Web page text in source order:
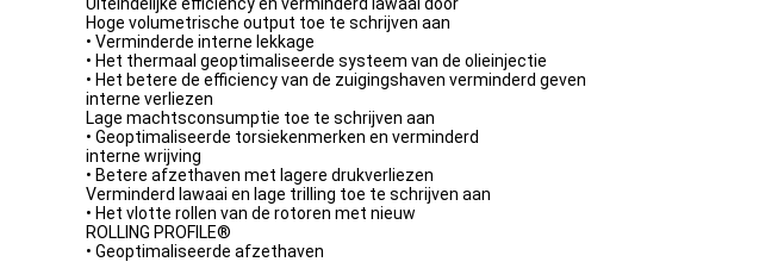
Hoge volumetrische output toe te schrijven aan
• Verminderde interne lekkage
• Het thermaal geoptimaliseerde systeem van de olieinjectie
• Het betere de efficiency van de zuigingshaven verminderd geven
interne verliezen
Lage machtsconsumptie toe te schrijven aan
• Geoptimaliseerde torsiekenmerken en verminderd
interne wrijving
• Betere afzethaven met lagere drukverliezen
Verminderd lawaai en lage trilling toe te schrijven aan
• Het vlotte rollen van de rotoren met nieuw
ROLLING PROFILE®
• Geoptimaliseerde afzethaven